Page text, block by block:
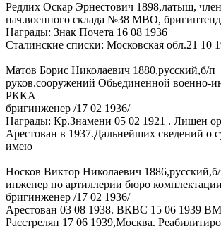
Редлих Оскар Эрнестович 1898,латыш,
нач.военного склада №38 МВО,
Награды: Знак Почета 16 08 1936
Сталинские списки: Московская обл.21 10
Матов Борис Николаевич 1880,русский,б/п
руков.сооружений Обьединенной военно-
РККА
бригинженер /17 02 1936/
Награды: Кр.Знамени 05 02 1921 . Лишен
Арестован в 1937.Дальнейших сведений о
имею
Носков Виктор Николаевич
инженер по артиллерии бюро
бригинженер /17 02 1936/
Арестован 03 08 1938. ВКВС 15 06 1939
Расстрелян 17 06 1939,Москва.